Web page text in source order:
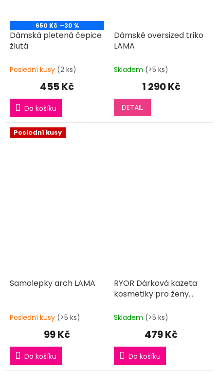
650 Kč –30 %
Dámská pletená čepice
žlutá
Poslední kusy (2 ks)
455 Kč
Do košíku
Dámské oversized triko
LAMA
Skladem (>5 ks)
1 290 Kč
DETAIL
Poslední kusy
Samolepky arch LAMA
Poslední kusy (>5 ks)
99 Kč
Do košíku
RYOR Dárková kazeta
kosmetiky pro ženy
Skladem (>5 ks)
479 Kč
Do košíku